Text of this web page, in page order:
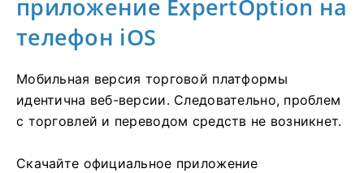
приложение ExpertOption на
телефон iOS
Мобильная версия торговой платформы
идентична веб-версии. Следовательно, проблем
с торговлей и переводом средств не возникнет.
Скачайте официальное приложение